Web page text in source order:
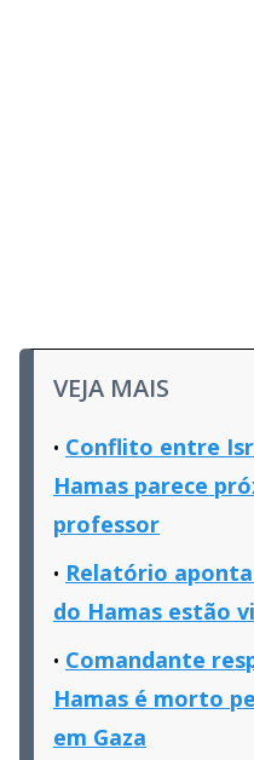
VEJA MAIS
Conflito entre
Hamas parece
professor
Relatório
do Hamas estão
Comandante
Hamas é morto
em Gaza